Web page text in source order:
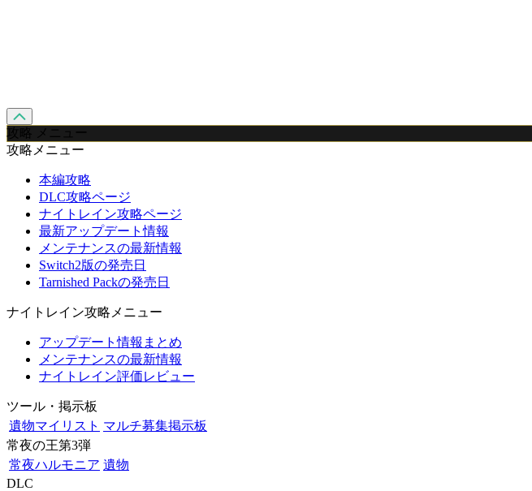
攻略 メニュー
攻略メニュー
本編攻略
DLC攻略ページ
ナイトレイン攻略ページ
最新アップデート情報
メンテナンスの最新情報
Switch2版の発売日
Tarnished Packの発売日
ナイトレイン攻略メニュー
アップデート情報まとめ
メンテナンスの最新情報
ナイトレイン評価レビュー
ツール・掲示板
遺物マイリスト マルチ募集掲示板
常夜の王第3弾
常夜ハルモニア 遺物
DLC